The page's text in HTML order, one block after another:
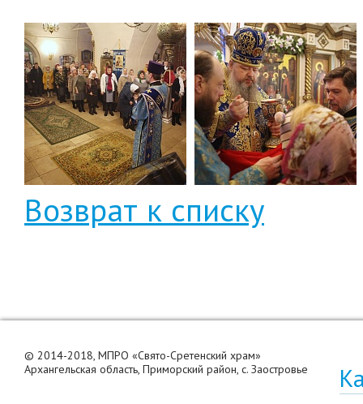
Возврат к списку
© 2014-2018, МПРО «Свято-Сретенский храм»
Архангельская область, Приморский район, с. Заостровье